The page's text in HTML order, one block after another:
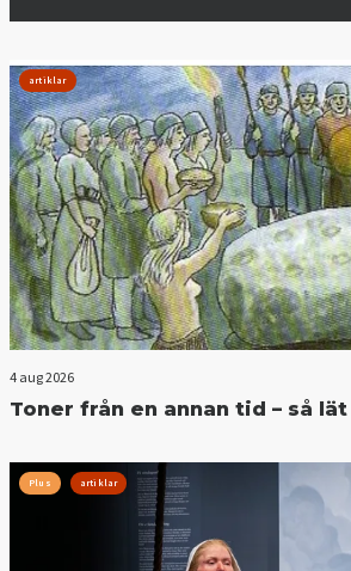
artiklar
4 aug 2026
Toner från en annan tid – så
Plus artiklar